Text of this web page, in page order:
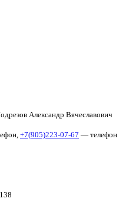
Александр Вячеславович
+7(905)223-07-67 — телефон